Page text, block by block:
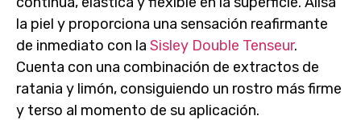
la piel y proporciona una sensación reafirmante
de inmediato con la Sisley Double Tenseur.
Cuenta con una combinación de extractos de
ratania y limón, consiguiendo un rostro más firme
y terso al momento de su aplicación.